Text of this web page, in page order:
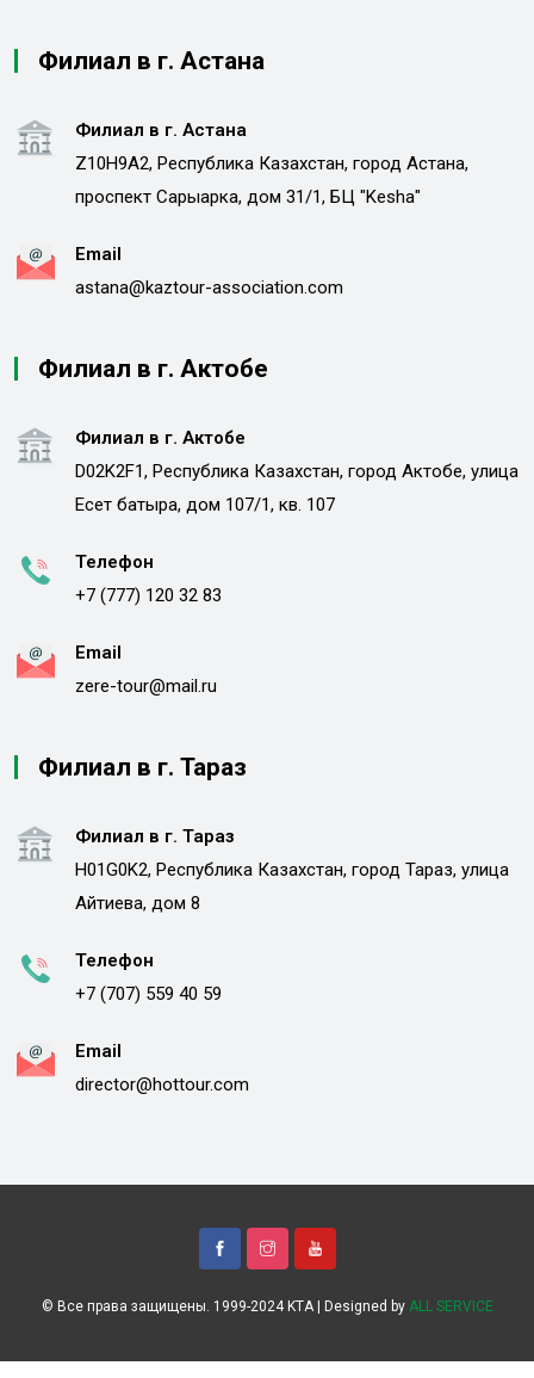
Филиал в г. Астана
Филиал в г. Астана
Z10H9A2, Республика Казахстан, город Астана,
проспект Сарыарка, дом 31/1, БЦ "Kesha"
Email
astana@kaztour-association.com
Филиал в г. Актобе
Филиал в г. Актобе
D02K2F1, Республика Казахстан, город Актобе, улица
Есет батыра, дом 107/1, кв. 107
Телефон
+7 (777) 120 32 83
Email
zere-tour@mail.ru
Филиал в г. Тараз
Филиал в г. Тараз
H01G0K2, Республика Казахстан, город Тараз, улица
Айтиева, дом 8
Телефон
+7 (707) 559 40 59
Email
director@hottour.com
© Все права защищены. 1999-2024 KTA | Designed by ALL SERVICE